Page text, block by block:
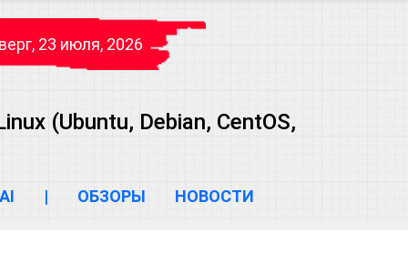
23 июля, 2026
(Ubuntu, Debian, CentOS,
AI | ОБЗОРЫ НОВОСТИ